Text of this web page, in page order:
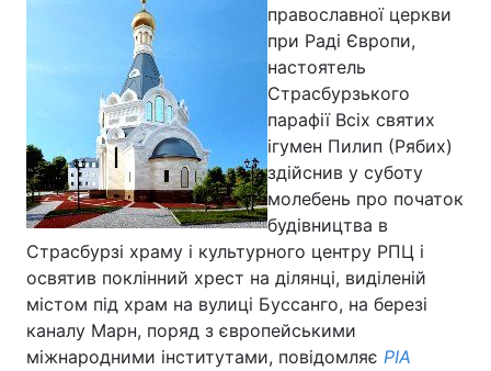
православної церкви
при Раді Європи,
настоятель
Страсбурзького
парафії Всіх святих
ігумен Пилип (Рябих)
здійснив у суботу
молебень про початок
будівництва в
Страсбурзі храму і культурного центру РПЦ і
освятив поклінний хрест на ділянці, виділеній
містом під храм на вулиці Буссанго, на березі
каналу Марн, поряд з європейськими
міжнародними інститутами, повідомляє РІА